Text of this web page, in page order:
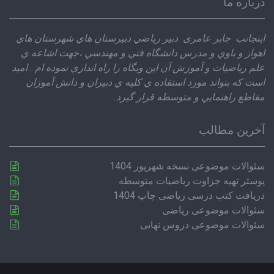
اينجانب جابر عامری دبير رياضي دبيرستان هاي شهرستان هاي
اهواز و باوي و مدرس دانشگاه فني و مهندسي ،‌جهت اشاعه ي
علم رياضيات و آموزش آن اين وبگاه را راه اندازي نموده ام . اميد
است كه بتواند مورد استفاده ي كليه ي دبيران و دانش آموزان
مقاطع راهنمايي و متوسطه قرار گيرد.
آخرین مطالب
سئوالات موضوعی نسخه شهریور 1404
پوستر تهیه جزاوت ریاضیات متوسطه
دریافت کتب درسی ریاضی چاپ 1404
سئوالات موضوعی ریاضی
سئوالات موضوعی دروس نهایی